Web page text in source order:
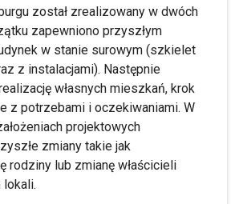
został zrealizowany w dwóch
zapewniono przyszłym
w stanie surowym (szkielet
z instalacjami). Następnie
własnych mieszkań, krok
z potrzebami i oczekiwaniami. W
projektowych
zmiany takie jak
rodziny lub zmianę właścicieli